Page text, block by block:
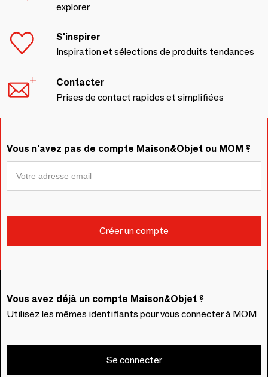
explorer
S'inspirer
Inspiration et sélections de produits tendances
Contacter
Prises de contact rapides et simplifiées
Vous n'avez pas de compte Maison&Objet ou MOM ?
Vous avez déjà un compte Maison&Objet ?
Utilisez les mêmes identifiants pour vous connecter à MOM
Se connecter